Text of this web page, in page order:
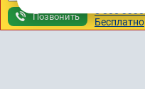
08.07.2026, 14:18
Позвонить
Бесплатно